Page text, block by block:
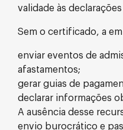
validade às
Sem o certificado, a
enviar eventos de
afastamentos;
gerar guias de
declarar informações
A ausência desse
envio burocrático e